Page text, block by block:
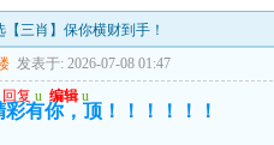
三肖】保你横财到手！
发表于: 2026-07-08 01:47
回复 u 编辑 u
彩有你，顶！！！！！！